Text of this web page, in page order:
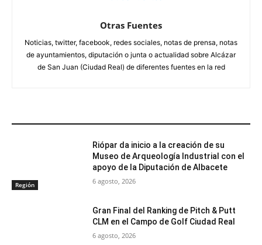
Otras Fuentes
Noticias, twitter, facebook, redes sociales, notas de prensa, notas
de ayuntamientos, diputación o junta o actualidad sobre Alcázar
de San Juan (Ciudad Real) de diferentes fuentes en la red
Región
Riópar da inicio a la creación de su
Museo de Arqueología Industrial con el
apoyo de la Diputación de Albacete
6 agosto, 2026
Gran Final del Ranking de Pitch & Putt
CLM en el Campo de Golf Ciudad Real
6 agosto, 2026